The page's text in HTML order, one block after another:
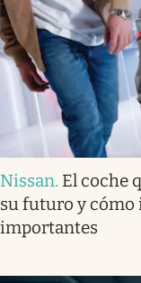
Nissan. El coche
su futuro y cómo
importantes